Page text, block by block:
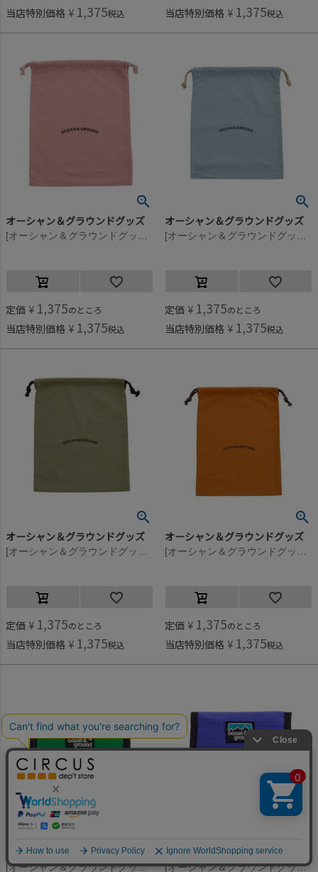
当店特別価格 ¥ 1,375税込 当店特別価格 ¥ 1,375税込
オーシャン＆グラウンドグッズ
定価 ¥ 1,375のところ
当店特別価格 ¥ 1,375税込
オーシャン＆グラウンドグッズ
定価 ¥ 1,375のところ
当店特別価格 ¥ 1,375税込
オーシャン＆グラウンドグッズ
定価 ¥ 1,375のところ
当店特別価格 ¥ 1,375税込
オーシャン＆グラウンドグッズ
定価 ¥ 1,375のところ
当店特別価格 ¥ 1,375税込
オーシャン＆グラウンドグッズ
[オーシャン＆グラウンドグッズ] マジックテープウォレット グリーン(GR)
オーシャン＆グラウンドグッズ
[オーシャン＆グラウンドグッズ] マジックテープウォレット ブルー(BL)
何かお探しですか？